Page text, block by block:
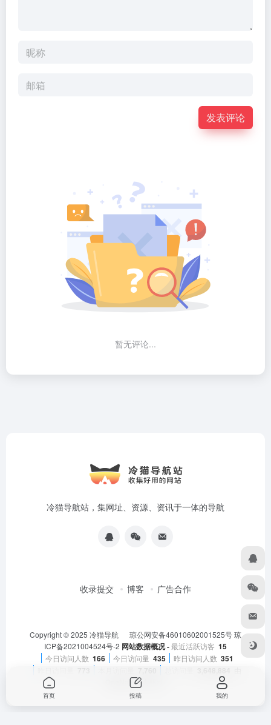
发表评论
暂无评论...
冷猫导航站，集网址、资源、资讯于一体的导航
收录提交 博客 广告合作
Copyright © 2025 冷猫导航 琼公网安备46010602001525号琼
ICP备2021004524号-2 网站数据概况 -最近活跃访客 15
今日访问人数 166 今日访问量 435 昨日访问人数 351
OneNav强力驱动
首页 投稿 我的